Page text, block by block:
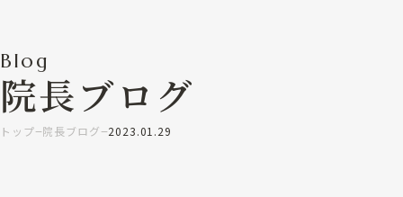
Blog
院長ブログ
トップ 院長ブログ 2023.01.29